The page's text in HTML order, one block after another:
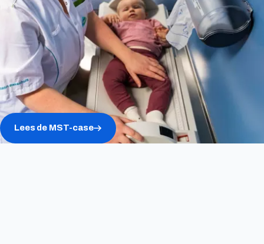
Lees de MST-case